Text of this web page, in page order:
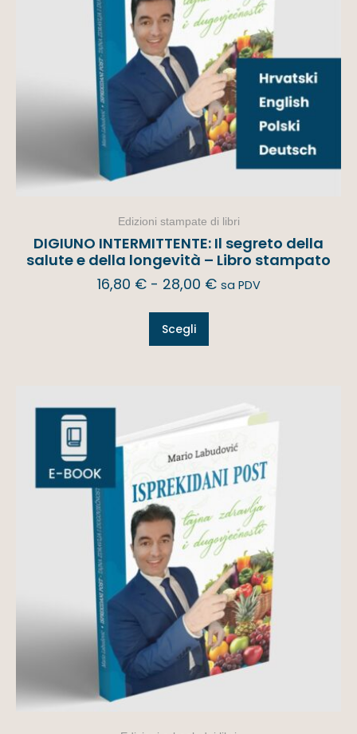
Edizioni stampate di libri
DIGIUNO INTERMITTENTE: Il segreto della
salute e della longevità – Libro stampato
16,80 € - 28,00 € sa PDV
Scegli